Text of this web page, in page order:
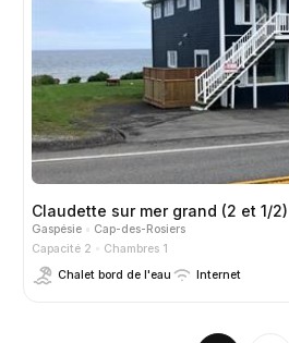
Claudette sur mer grand (2 et 1/2)
Gaspésie
Cap-des-Rosiers
Capacité 2
Chambres 1
Chalet bord de l'eau
Internet